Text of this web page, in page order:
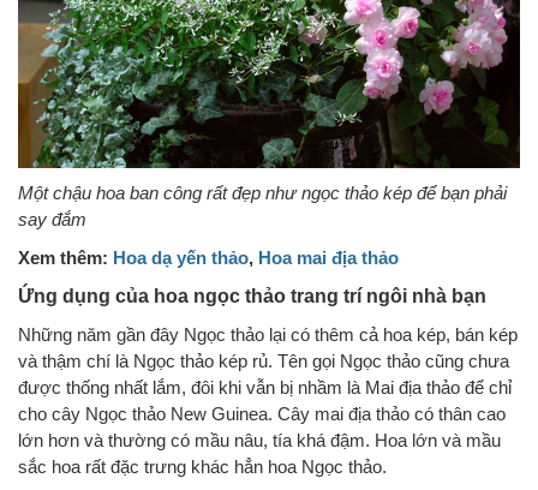
Một chậu hoa ban công rất đẹp như ngọc thảo kép để bạn phải
say đắm
Xem thêm: Hoa dạ yến thảo, Hoa mai địa thảo
Ứng dụng của hoa ngọc thảo trang trí ngôi nhà bạn
Những năm gần đây Ngọc thảo lại có thêm cả hoa kép, bán kép
và thậm chí là Ngọc thảo kép rủ. Tên gọi Ngọc thảo cũng chưa
được thống nhất lắm, đôi khi vẫn bị nhầm là Mai địa thảo để chỉ
cho cây Ngọc thảo New Guinea. Cây mai địa thảo có thân cao
lớn hơn và thường có mầu nâu, tía khá đậm. Hoa lớn và mầu
sắc hoa rất đặc trưng khác hẳn hoa Ngọc thảo.